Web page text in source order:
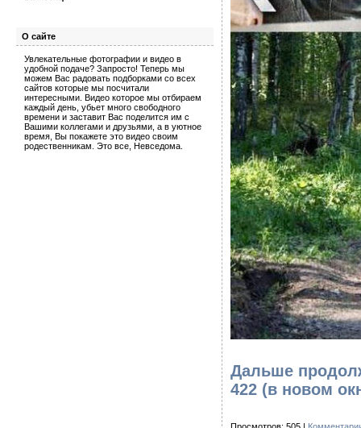
О сайте
Увлекательные фотографии и видео в
удобной подаче? Запросто! Теперь мы
можем Вас радовать подборками со всех
сайтов которые мы посчитали
интересными. Видео которое мы отбираем
каждый день, убьет много свободного
времени и заставит Вас поделится им с
Вашими коллегами и друзьями, а в уютное
время, Вы покажете это видео своим
родественникам. Это все, Невседома.
Дальше
422 (в новом
Просмотров: 505 |